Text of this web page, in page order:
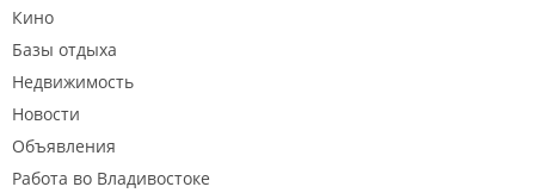
Кино
Базы отдыха
Недвижимость
Новости
Объявления
Работа во Владивостоке